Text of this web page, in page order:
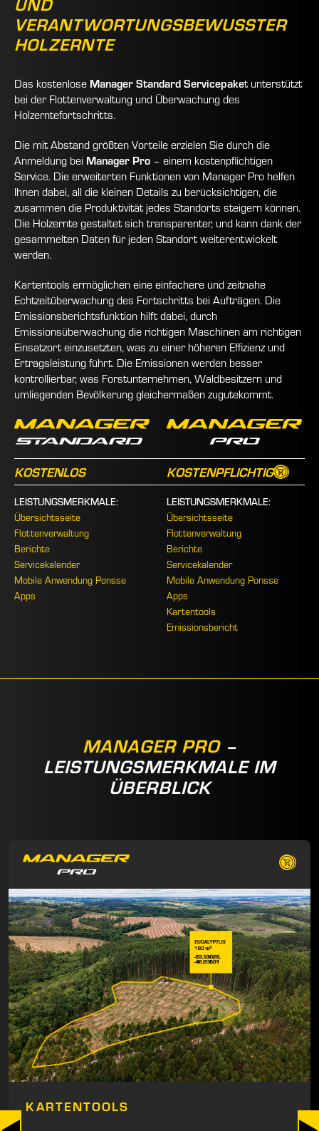
VERANTWORTUNGSBEWUSSTER
HOLZERNTE
Das kostenlose Manager Standard Servicepaket unterstützt
bei der Flottenverwaltung und Überwachung des
Holzerntefortschritts.
Die mit Abstand größten Vorteile erzielen Sie durch die
Anmeldung bei Manager Pro – einem kostenpflichtigen
Service. Die erweiterten Funktionen von Manager Pro helfen
Ihnen dabei, all die kleinen Details zu berücksichtigen, die
zusammen die Produktivität jedes Standorts steigern können.
Die Holzernte gestaltet sich transparenter, und kann dank der
gesammelten Daten für jeden Standort weiterentwickelt
werden.
Kartentools ermöglichen eine einfachere und zeitnahe
Echtzeitüberwachung des Fortschritts bei Aufträgen. Die
Emissionsberichtsfunktion hilft dabei, durch
Emissionsüberwachung die richtigen Maschinen am richtigen
Einsatzort einzusetzten, was zu einer höheren Effizienz und
Ertragsleistung führt. Die Emissionen werden besser
kontrollierbar, was Forstunternehmen, Waldbesitzern und
umliegenden Bevölkerung gleichermaßen zugutekommt.
KOSTENLOS KOSTENPFLICHTIG
LEISTUNGSMERKMALE:
LEISTUNGSMERKMALE:
Übersichtsseite
Übersichtsseite
Flottenverwaltung
Flottenverwaltung
Berichte
Berichte
Servicekalender
Servicekalender
Mobile Anwendung Ponsse
Apps
Mobile Anwendung Ponsse
Apps
Kartentools
Emissionsbericht
MANAGER PRO–
LEISTUNGSMERKMALE IM
ÜBERBLICK
KARTENTOOLS